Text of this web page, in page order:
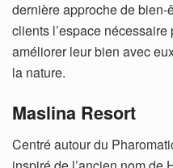
dernière approche de
clients l’espace
améliorer leur bien avec
la nature.
Maslina Resort
Centré autour du